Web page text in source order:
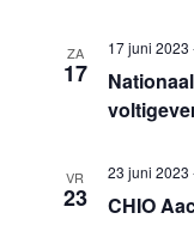
ZA
17
17 juni 2023
VR
23 CHIO
23 juni 2023